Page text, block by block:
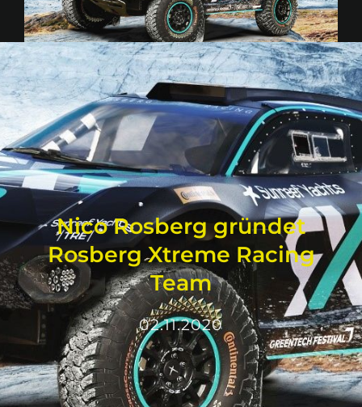
Nico Rosberg gründet
Rosberg Xtreme Racing
Team
02.11.2020